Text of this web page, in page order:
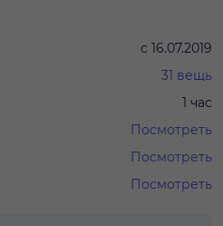
с 16.07.2019
31 вещь
1 час
Посмотреть
Посмотреть
Посмотреть